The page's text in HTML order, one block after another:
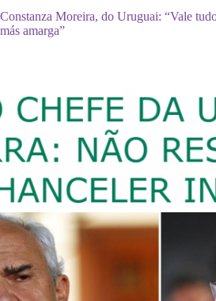
Constanza Moreira, do Uruguai: “Vale
más amarga”